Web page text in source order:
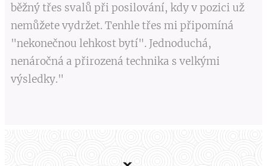
běžný třes svalů při posilování, kdy v pozici už
nemůžete vydržet. Tenhle třes mi připomíná
"nekonečnou lehkost bytí". Jednoduchá,
nenáročná a přirozená technika s velkými
výsledky."